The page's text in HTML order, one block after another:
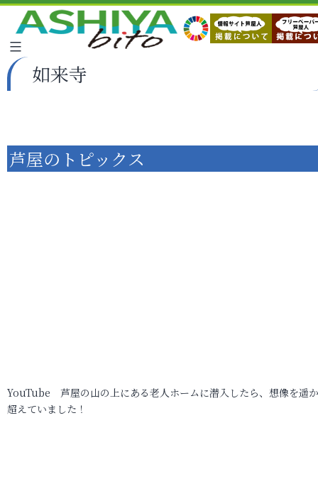
如来寺
芦屋のトピックス
YouTube 芦屋の山の上にある老人ホームに潜入したら、想像を遥
超えていました！